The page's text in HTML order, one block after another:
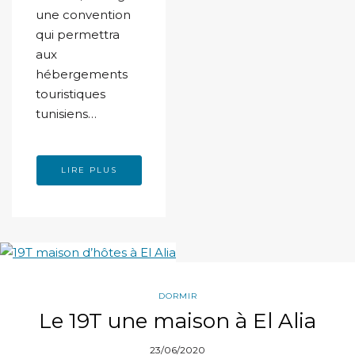
une convention
qui permettra
aux
hébergements
touristiques
tunisiens…
LIRE PLUS
DORMIR
Le 19T une maison à El Alia
23/06/2020